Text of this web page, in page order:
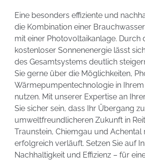
Eine besonders effiziente und
die Kombination einer
mit einer Photovoltaikanlage. Durch
kostenloser Sonnenenergie lässt
des Gesamtsystems deutlich
Sie gerne über die Möglichkeiten,
Wärmepumpentechnologie in
nutzen. Mit unserer Expertise an
Sie sicher sein, dass Ihr Übergang
umweltfreundlicheren Zukunft in
Traunstein, Chiemgau und
erfolgreich verläuft. Setzen Sie auf
Nachhaltigkeit und Effizienz – für